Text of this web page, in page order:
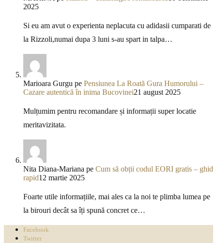
2025
Si eu am avut o experienta neplacuta cu adidasii cumparati de
la Rizzoli,numai dupa 3 luni s-au spart in talpa…
Marioara Gurgu pe Pensiunea La Roată Gura Humorului –
Cazare autentică în inima Bucovinei21 august 2025
Mulțumim pentru recomandare și informații super locatie
meritavizitata.
Nita Diana-Mariana pe Cum să obții codul EORI gratis – ghid
rapid12 martie 2025
Foarte utile informațiile, mai ales ca la noi te plimba lumea pe
la birouri decât sa îți spună concret ce…
Facebook
Twitter